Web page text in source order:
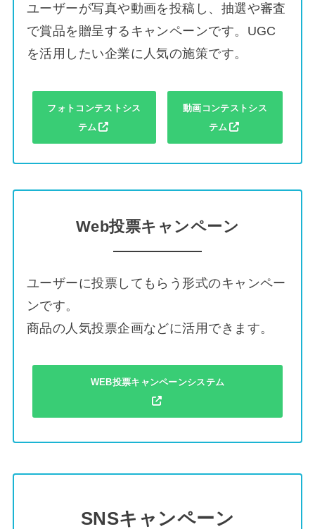
ユーザーが写真や動画を投稿し、抽選や審査
で賞品を贈呈するキャンペーンです。UGC
を活用したい企業に人気の施策です。
フォトコンテストシス
テム
動画コンテストシス
テム
Web投票キャンペーン
ユーザーに投票してもらう形式のキャンペー
ンです。
商品の人気投票企画などに活用できます。
WEB投票キャンペーンシステム
SNSキャンペーン